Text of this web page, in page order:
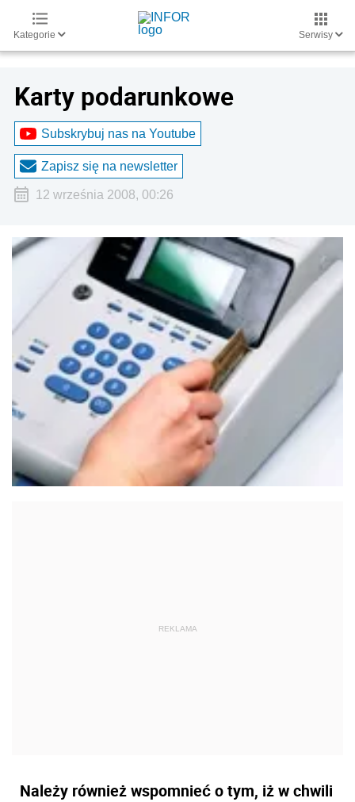
Kategorie Serwisy
Karty podarunkowe
Subskrybuj nas na Youtube
Zapisz się na newsletter
12 września 2008, 00:26
Należy również wspomnieć o tym, iż w chwili